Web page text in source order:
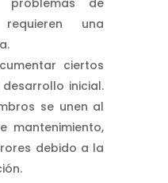
una
ciertos
inicial.
se unen al
mantenimiento,
debido a la